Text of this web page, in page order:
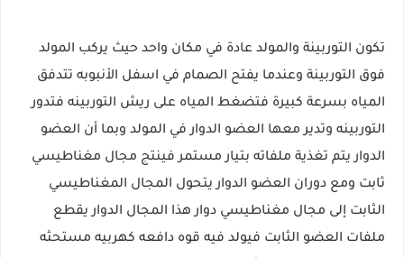
تكون التوربينة والمولد عادة في مكان واحد حيث يركب المولد
فوق التوربينة وعندما يفتح الصمام في اسفل الأنبوبه تتدفق
المياه بسرعة كبيرة فتضغط المياه على ريش التوربينه فتدور
التوربينه وتدير معها العضو الدوار في المولد وبما أن العضو
الدوار يتم تغذية ملفاته بتيار مستمر فينتج مجال مغناطيسي
ثابت ومع دوران العضو الدوار يتحول المجال المغناطيسي
الثابت إلى مجال مغناطيسي دوار هذا المجال الدوار يقطع
ملفات العضو الثابت فيولد فيه قوه دافعه كهربيه مستحثه